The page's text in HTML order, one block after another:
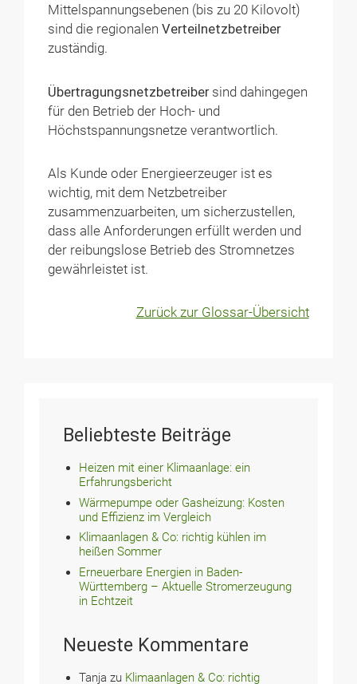
Mittelspannungsebenen (bis zu 20 Kilovolt)
sind die regionalenVerteilnetzbetreiber
zuständig.
Übertragungsnetzbetreibersind dahingegen
für den Betrieb der Hoch- und
Höchstspannungsnetze verantwortlich.
Als Kunde oder Energieerzeuger ist es
wichtig, mit dem Netzbetreiber
zusammenzuarbeiten, um sicherzustellen,
dass alle Anforderungen erfüllt werden und
der reibungslose Betrieb des Stromnetzes
gewährleistet ist.
Zurück zur Glossar-Übersicht
Beliebteste Beiträge
Heizen mit einer Klimaanlage: ein
Erfahrungsbericht
Wärmepumpe oder Gasheizung: Kosten
und Effizienz im Vergleich
Klimaanlagen & Co: richtig kühlen im
heißen Sommer
Erneuerbare Energien in Baden-
Württemberg – Aktuelle Stromerzeugung
in Echtzeit
Neueste Kommentare
Tanja zu Klimaanlagen & Co: richtig